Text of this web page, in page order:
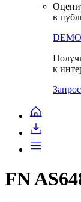
в
DEMO
к
FN